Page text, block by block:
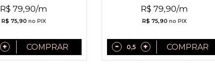
R$ 79,90/m
R$ 75,90 no PIX
COMPRAR
R$ 79,90/m
R$ 75,90 no PIX
COMPRAR